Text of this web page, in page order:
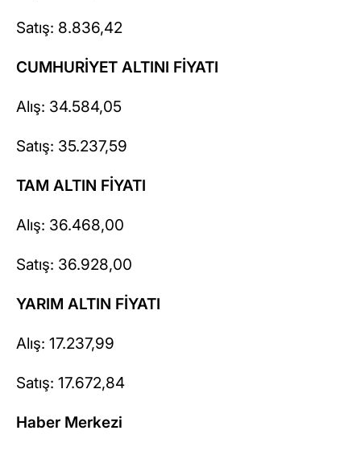
Satış: 8.836,42
CUMHURİYET ALTINI FİYATI
Alış: 34.584,05
Satış: 35.237,59
TAM ALTIN FİYATI
Alış: 36.468,00
Satış: 36.928,00
YARIM ALTIN FİYATI
Alış: 17.237,99
Satış: 17.672,84
Haber Merkezi